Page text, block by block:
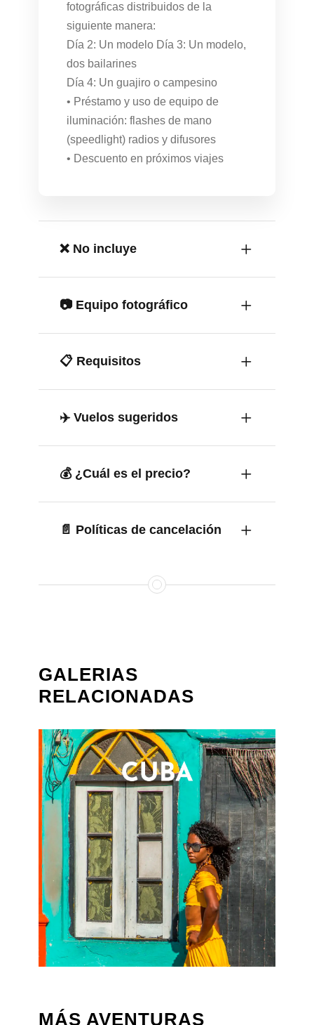
fotográficas distribuidos de la
siguiente manera:
Día 2: Un modelo Día 3: Un modelo,
dos bailarines
Día 4: Un guajiro o campesino
• Préstamo y uso de equipo de
iluminación: flashes de mano
(speedlight) radios y difusores
• Descuento en próximos viajes
❌ No incluye
📷 Equipo fotográfico
📋 Requisitos
✈️ Vuelos sugeridos
💰 ¿Cuál es el precio?
📄 Políticas de cancelación
GALERIAS
RELACIONADAS
MÁS AVENTURAS